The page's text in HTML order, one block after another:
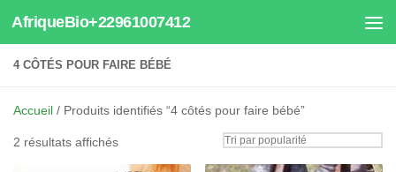
Au dessous du contenu
AfriqueBio+22961007412
4 CÔTÉS POUR FAIRE BÉBÉ
Accueil / Produits identifiés “4 côtés pour faire bébé”
2 résultats affichésTrié